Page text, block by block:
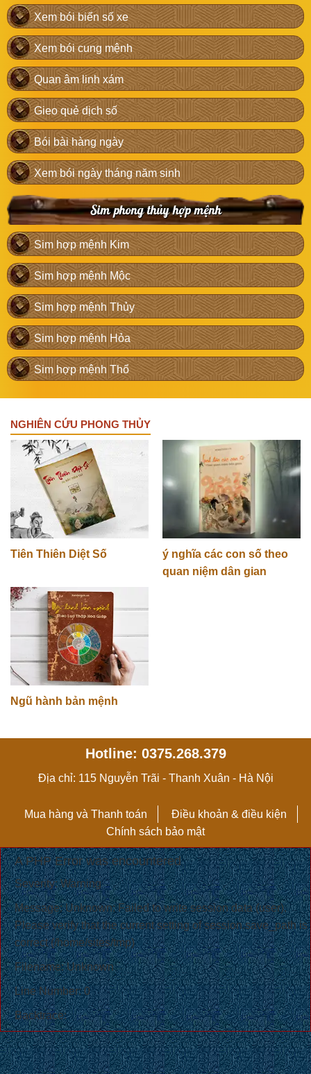
Xem bói biển số xe
Xem bói cung mệnh
Quan âm linh xám
Gieo quẻ dịch số
Bói bài hàng ngày
Xem bói ngày tháng năm sinh
Sim phong thủy hợp mệnh
Sim hợp mệnh Kim
Sim hợp mệnh Mộc
Sim hợp mệnh Thủy
Sim hợp mệnh Hỏa
Sim hợp mệnh Thổ
NGHIÊN CỨU PHONG THỦY
Tiên Thiên Diệt Số
ý nghĩa các con số theo
quan niệm dân gian
Ngũ hành bản mệnh
Hotline: 0375.268.379
Địa chỉ: 115 Nguyễn Trãi - Thanh Xuân - Hà Nội
Mua hàng và Thanh toán
Điều khoản & điều kiện
Chính sách bảo mật
A PHP Error was encountered
Severity: Warning
Message: Unknown: Failed to write session data (user).
Please verify that the current setting of session.save_path is
correct (/home/sites/tmp)
Filename: Unknown
Line Number: 0
Backtrace: